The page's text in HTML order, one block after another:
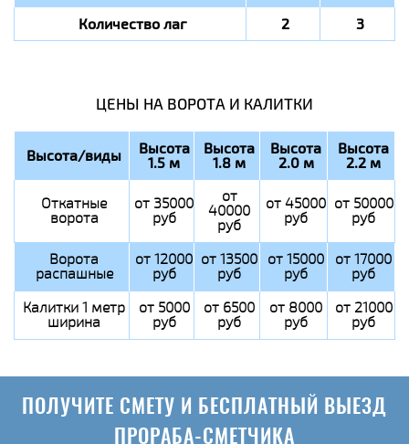
Количество лаг 2 3
ЦЕНЫ НА ВОРОТА И КАЛИТКИ
Высота/виды Высота
1.5 м
Высота
1.8 м
Высота
2.0 м
Высота
2.2 м
Откатные
ворота
от 35000
руб
от
40000
руб
от 45000
руб
от 50000
руб
Ворота
распашные
от 12000
руб
от 13500
руб
от 15000
руб
от 17000
руб
Калитки 1 метр
ширина
от 5000
руб
от 6500
руб
от 8000
руб
от 21000
руб
ПОЛУЧИТЕ СМЕТУ И БЕСПЛАТНЫЙ ВЫЕЗД
ПРОРАБА-СМЕТЧИКА